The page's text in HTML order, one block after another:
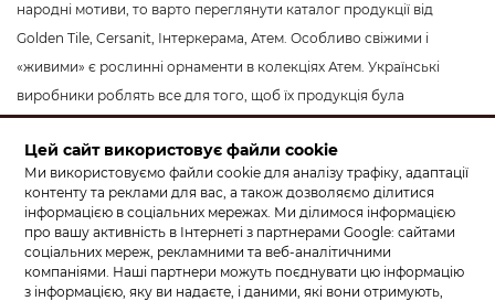
народні мотиви, то варто переглянути каталог продукції від
Golden Tile, Cersanit, Інтеркерама, Атем. Особливо свіжими і
«живими» є рослинні орнаменти в колекціях Атем. Українські
виробники роблять все для того, щоб їх продукція була
новітнє обладнання, енергозберігаючі технології – все це
допомагає суттєво знизити ціну на кахель.
Звичайно, це не весь перелік виробників, більше того, продукцію
деяких з них Ви зможете знайти лише в салоні «КЕРАМА МАРКЕТ»
у Львові. Повний каталог плитки можна переглянути вгорі, для
Цей сайт використовує файли cookie
Ми використовуємо файли cookie для аналізу трафіку, адаптації
контенту та реклами для вас, а також дозволяємо ділитися
інформацією в соціальних мережах. Ми ділимося інформацією
про вашу активність в Інтернеті з партнерами Google: сайтами
соціальних мереж, рекламними та веб-аналітичними
компаніями. Наші партнери можуть поєднувати цю інформацію
з інформацією, яку ви надаєте, і даними, які вони отримують,